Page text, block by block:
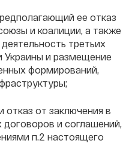
ее отказ
и коалиции, а также
третьих
Украины и размещение
формирований,
отказ от заключения в
и соглашений,
п.2 настоящего